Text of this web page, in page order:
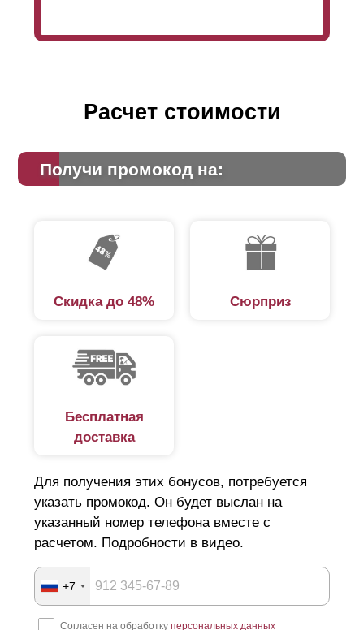
Расчет стоимости
Получи промокод на:
Скидка до 48% Сюрприз
Бесплатная
доставка
Для получения этих бонусов, потребуется
указать промокод. Он будет выслан на
указанный номер телефона вместе с
расчетом. Подробности в видео.
+7
Согласен на обработку персональных данных